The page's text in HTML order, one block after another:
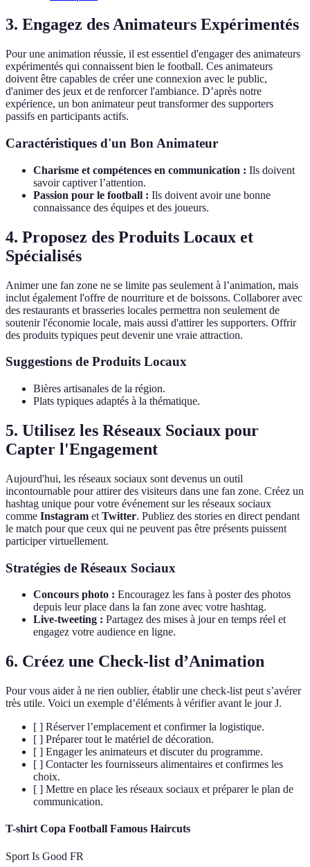
3. Engagez des Animateurs Expérimentés
Pour une animation réussie, il est essentiel d'engager des animateurs
expérimentés qui connaissent bien le football. Ces animateurs
doivent être capables de créer une connexion avec le public,
d'animer des jeux et de renforcer l'ambiance. D’après notre
expérience, un bon animateur peut transformer des supporters
passifs en participants actifs.
Caractéristiques d'un Bon Animateur
Charisme et compétences en communication : Ils doivent
savoir captiver l’attention.
Passion pour le football : Ils doivent avoir une bonne
connaissance des équipes et des joueurs.
4. Proposez des Produits Locaux et
Spécialisés
Animer une fan zone ne se limite pas seulement à l’animation, mais
inclut également l'offre de nourriture et de boissons. Collaborer avec
des restaurants et brasseries locales permettra non seulement de
soutenir l'économie locale, mais aussi d'attirer les supporters. Offrir
des produits typiques peut devenir une vraie attraction.
Suggestions de Produits Locaux
Bières artisanales de la région.
Plats typiques adaptés à la thématique.
5. Utilisez les Réseaux Sociaux pour
Capter l'Engagement
Aujourd'hui, les réseaux sociaux sont devenus un outil
incontournable pour attirer des visiteurs dans une fan zone. Créez un
hashtag unique pour votre événement sur les réseaux sociaux
comme Instagram et Twitter. Publiez des stories en direct pendant
le match pour que ceux qui ne peuvent pas être présents puissent
participer virtuellement.
Stratégies de Réseaux Sociaux
Concours photo : Encouragez les fans à poster des photos
depuis leur place dans la fan zone avec votre hashtag.
Live-tweeting : Partagez des mises à jour en temps réel et
engagez votre audience en ligne.
6. Créez une Check-list d’Animation
Pour vous aider à ne rien oublier, établir une check-list peut s’avérer
très utile. Voici un exemple d’éléments à vérifier avant le jour J.
[ ] Réserver l’emplacement et confirmer la logistique.
[ ] Préparer tout le matériel de décoration.
[ ] Engager les animateurs et discuter du programme.
[ ] Contacter les fournisseurs alimentaires et confirmes les
choix.
[ ] Mettre en place les réseaux sociaux et préparer le plan de
communication.
T-shirt Copa Football Famous Haircuts
Sport Is Good FR